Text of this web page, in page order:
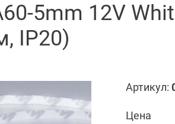
5mm 12V
IP20)
Артикул:
Цена